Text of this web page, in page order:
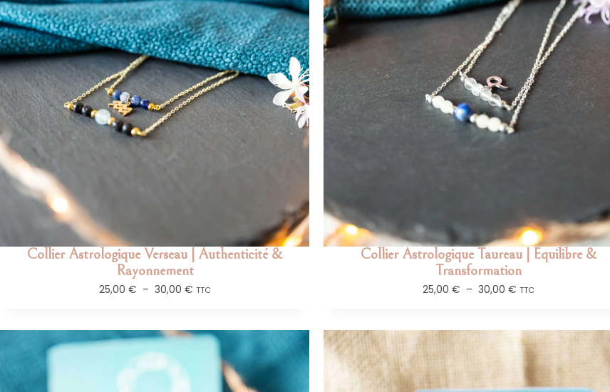
Collier Astrologique Verseau | Authenticité &
Rayonnement
25,00 € – 30,00 € TTC
Collier Astrologique Taureau | Équilibre &
Transformation
25,00 € – 30,00 € TTC